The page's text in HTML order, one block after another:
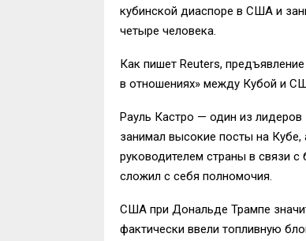
кубинской диаспоре в США и
четыре человека.
Как пишет Reuters,
в отношениях» между Кубой и
Рауль Кастро — один из лидеров
занимал высокие посты на
руководителем страны в связи
сложил с себя полномочия.
США при Дональде Трампе
фактически ввели топливную